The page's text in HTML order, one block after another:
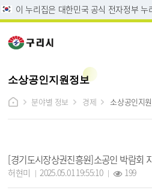
이 누리집은 대한민국 공식 전자정부 누
소상공인지원정보
분야별 정보
경제 소상공인지
[경기도시장상권진흥원]소공인 박람회
허현미 2025.05.01 19:55:10 199